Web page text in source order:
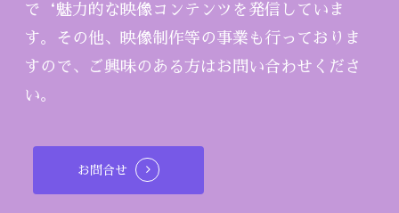
で‘魅力的な映像コンテンツを発信していま
す。その他、映像制作等の事業も行っておりま
すので、ご興味のある方はお問い合わせくださ
い。
お問合せ